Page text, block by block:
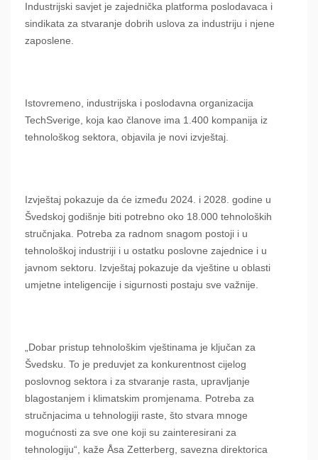
Industrijski savjet je zajednička platforma poslodavaca i
sindikata za stvaranje dobrih uslova za industriju i njene
zaposlene.
Istovremeno, industrijska i poslodavna organizacija
TechSverige, koja kao članove ima 1.400 kompanija iz
tehnološkog sektora, objavila je novi izvještaj.
Izvještaj pokazuje da će između 2024. i 2028. godine u
Švedskoj godišnje biti potrebno oko 18.000 tehnoloških
stručnjaka. Potreba za radnom snagom postoji i u
tehnološkoj industriji i u ostatku poslovne zajednice i u
javnom sektoru. Izvještaj pokazuje da vještine u oblasti
umjetne inteligencije i sigurnosti postaju sve važnije.
„Dobar pristup tehnološkim vještinama je ključan za
Švedsku. To je preduvjet za konkurentnost cijelog
poslovnog sektora i za stvaranje rasta, upravljanje
blagostanjem i klimatskim promjenama. Potreba za
stručnjacima u tehnologiji raste, što stvara mnoge
mogućnosti za sve one koji su zainteresirani za
tehnologiju“, kaže Åsa Zetterberg, savezna direktorica